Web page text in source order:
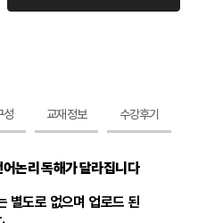
성 교재정보 수강후기
논리 독해가 달라집니다
별도로 없으며 업로드 된